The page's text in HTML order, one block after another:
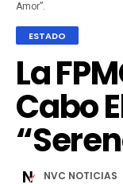
Amor”.
ESTADO
La
Cabo
NVC NOTICIAS